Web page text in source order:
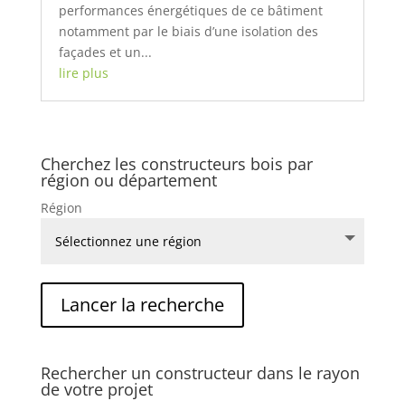
performances énergétiques de ce bâtiment
notamment par le biais d’une isolation des
façades et un...
lire plus
Cherchez les constructeurs bois par
région ou département
Région
Rechercher un constructeur dans le rayon
de votre projet